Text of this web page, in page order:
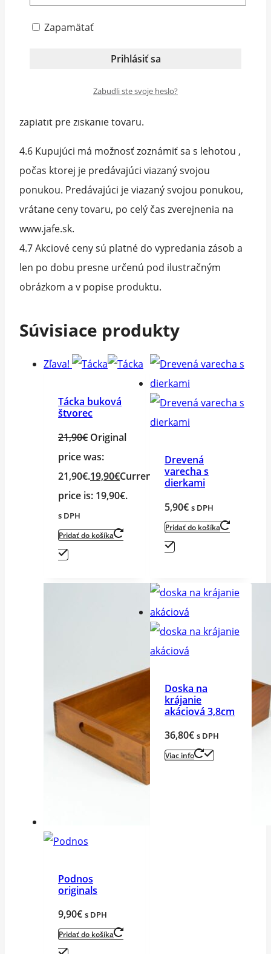
4.5 K cene tovaru bude pripočítane poštovné a
vybraného spôsobu a adresy dodania. Konečná
zaplatiť pre získanie tovaru.
4.6 Kupujúci má možnosť zoznámiť sa s lehotou ,
počas ktorej je predávajúci viazaný svojou
ponukou. Predávajúci je viazaný svojou ponukou,
vrátane ceny tovaru, po celý čas zverejnenia na
www.jafe.sk.
4.7 Akciové ceny sú platné do vypredania zásob a
len po dobu presne určenú pod ilustračným
obrázkom a v popise produktu.
Súvisiace produkty
Zľava!
Tácka buková
štvorec
21,90€ Original
price was:
21,90€.19,90€Current
price is: 19,90€.
s DPH
Pridať do košíka
Drevená
varecha s
dierkami
5,90€ s DPH
Pridať do košíka
Podnos
originals
9,90€ s DPH
Pridať do košíka
Doska na
krájanie
akáciová 3,8cm
36,80€ s DPH
Viac info
Zapamätať
Zabudli ste svoje heslo?